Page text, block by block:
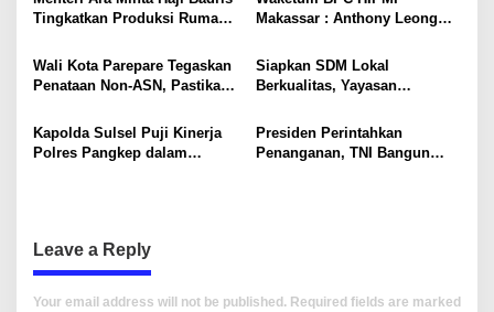
a
t
i
o
n
Saat Menyusun Karya Tulis
Tingkatkan Produksi Rumah
Makassar : Anthony Leong
Wali Kota Parepare Tegaskan
Penataan Non-ASN, Pastikan
Anggaran Tepat Sasaran
Siapkan SDM Lokal
Berkualitas, Yayasan
Gandeng Phinisi Hospitality
Perkuat Industri Perhotelan
Kapolda Sulsel Puji Kinerja
Polres Pangkep dalam
Presiden Perintahkan
Penanganan, TNI Bangun
Leave a Reply
Your email address will not be published. Required fields are marked